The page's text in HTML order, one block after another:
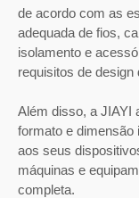
de acordo com as
adequada de fios,
isolamento e
requisitos de design
Além disso, a JIAYI
formato e dimensão
aos seus
máquinas e
completa.